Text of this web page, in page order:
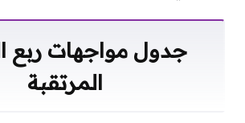
جدول مواجهات ربع
المرتقبة